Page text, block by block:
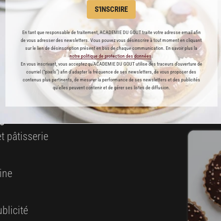
S'INSCRIRE
En tant que responsable de traitement, ACADEMIE DU GOUT traite votre adresse email afin
de vous adresser des newsletters. Vous pouvez vous désinscrire à tout moment en cliquant
sur le lien de désinscription présent en bas de chaque communication. En savoir plus la
notre politique de protection des données.
En vous inscrivant, vous acceptez qu'ACADEMIE DU GOUT utilise des traceurs d’ouverture de
courriel (“pixels”) afin d’adapter la fréquence de ses newsletters, de vous proposer des
contenus plus pertinents, de mesurer la performance de ses newsletters et des publicités
qu’elles peuvent contenir et de gérer ses listes de diffusion.
PREMIUM
ACCESSIBLE !
pâtisserie